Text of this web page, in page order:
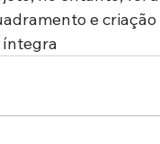
e criação
íntegra